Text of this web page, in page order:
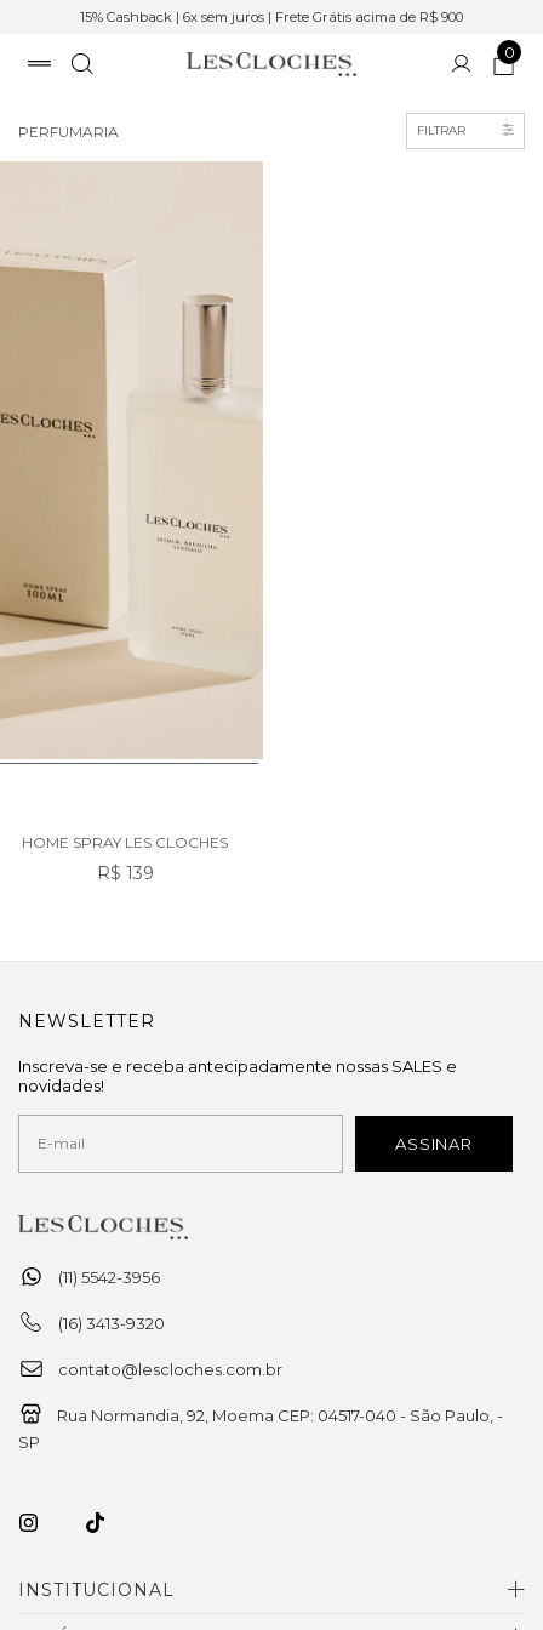
| 6x sem juros | Frete Grátis acima de R$ 900
0
Início > ACESSÓRIOS
PERFUMARIA FILTRAR
HOME SPRAY LES CLOCHES
R$ 139
(11) 5542-3956
(16) 3413-9320
contato@lescloches.com.br
Rua Normandia, 92, Moema CEP: 04517-040 - São Paulo, -
SP
INSTITUCIONAL
NEWSLETTER
Inscreva-se e receba antecipadamente nossas SALES e
novidades!